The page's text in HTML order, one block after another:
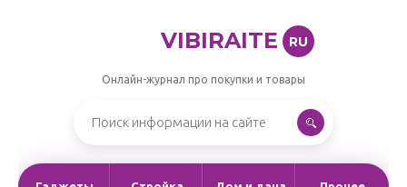
VIBIRAITE RU
Онлайн-журнал про покупки и товары